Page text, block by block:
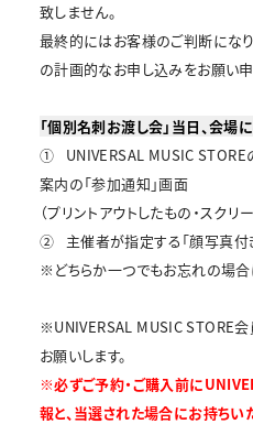
致しません。
最終的にはお客様のご判断にな
の計画的なお申し込みをお願い申
「個別名刺お渡し会」当日、会場
①
UNIVERSAL MUSIC STORE
案内の「参加通知」画面
（プリントアウトしたもの・スクリ
②
主催者が指定する「顔写真付
※どちらか一つでもお忘れの場合
※UNIVERSAL MUSIC STORE
お願いします。
※必ずご予約・ご購入前に
報と、当選された場合にお持ち